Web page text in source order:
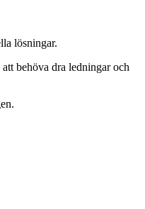
lösningar.
behöva dra ledningar och